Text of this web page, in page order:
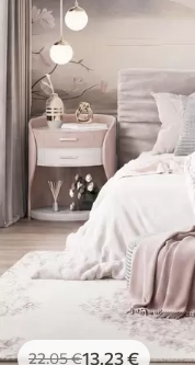
22.05€13.23€